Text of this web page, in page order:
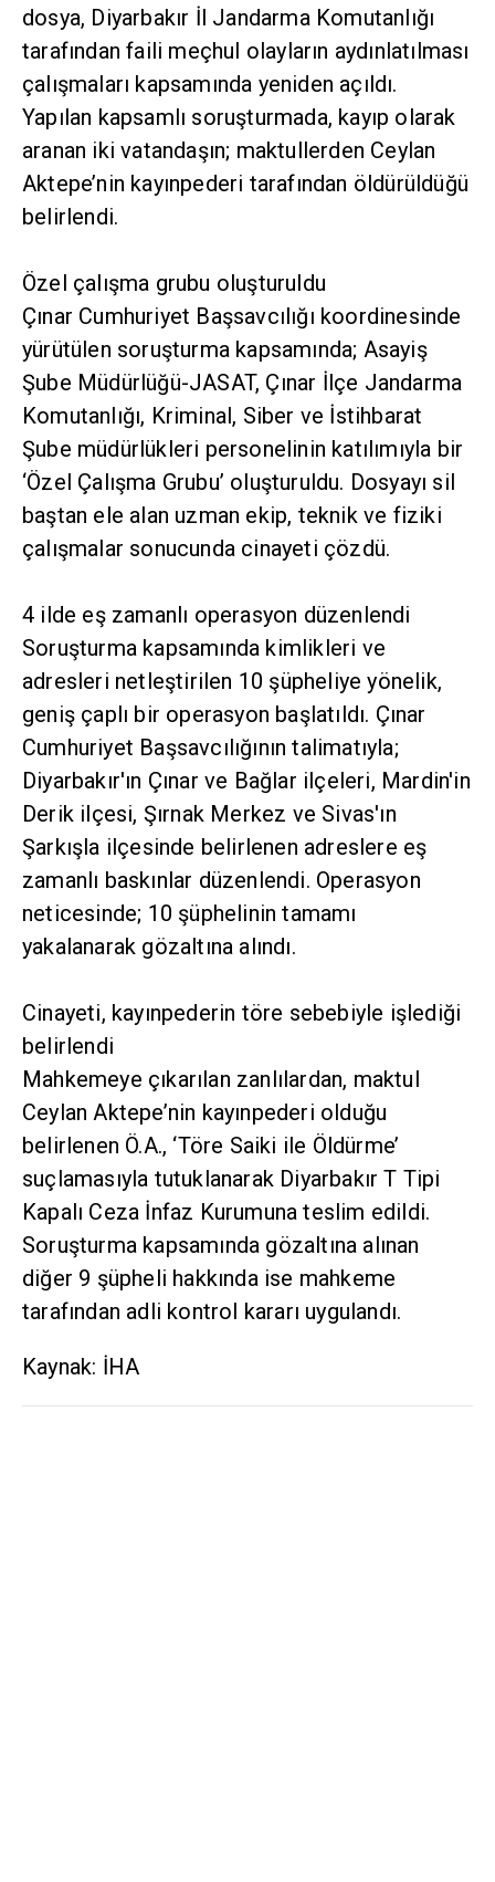
dosya, Diyarbakır İl Jandarma Komutanlığı
tarafından faili meçhul olayların aydınlatılması
çalışmaları kapsamında yeniden açıldı.
Yapılan kapsamlı soruşturmada, kayıp olarak
aranan iki vatandaşın; maktullerden Ceylan
Aktepe’nin kayınpederi tarafından öldürüldüğü
belirlendi.
Özel çalışma grubu oluşturuldu
Çınar Cumhuriyet Başsavcılığı koordinesinde
yürütülen soruşturma kapsamında; Asayiş
Şube Müdürlüğü-JASAT, Çınar İlçe Jandarma
Komutanlığı, Kriminal, Siber ve İstihbarat
Şube müdürlükleri personelinin katılımıyla bir
‘Özel Çalışma Grubu’ oluşturuldu. Dosyayı sil
baştan ele alan uzman ekip, teknik ve fiziki
çalışmalar sonucunda cinayeti çözdü.
4 ilde eş zamanlı operasyon düzenlendi
Soruşturma kapsamında kimlikleri ve
adresleri netleştirilen 10 şüpheliye yönelik,
geniş çaplı bir operasyon başlatıldı. Çınar
Cumhuriyet Başsavcılığının talimatıyla;
Diyarbakır'ın Çınar ve Bağlar ilçeleri, Mardin'in
Derik ilçesi, Şırnak Merkez ve Sivas'ın
Şarkışla ilçesinde belirlenen adreslere eş
zamanlı baskınlar düzenlendi. Operasyon
neticesinde; 10 şüphelinin tamamı
yakalanarak gözaltına alındı.
Cinayeti, kayınpederin töre sebebiyle işlediği
belirlendi
Mahkemeye çıkarılan zanlılardan, maktul
Ceylan Aktepe’nin kayınpederi olduğu
belirlenen Ö.A., ‘Töre Saiki ile Öldürme’
suçlamasıyla tutuklanarak Diyarbakır T Tipi
Kapalı Ceza İnfaz Kurumuna teslim edildi.
Soruşturma kapsamında gözaltına alınan
diğer 9 şüpheli hakkında ise mahkeme
tarafından adli kontrol kararı uygulandı.
Kaynak: İHA